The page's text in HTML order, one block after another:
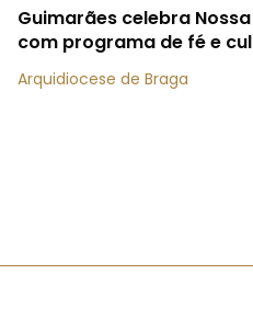
Guimarães celebra
com programa de fé e
Arquidiocese de Braga